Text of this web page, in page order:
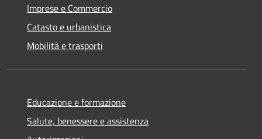
Imprese e Commercio
Catasto e urbanistica
Mobilità e trasporti
Educazione e formazione
Salute, benessere e assistenza